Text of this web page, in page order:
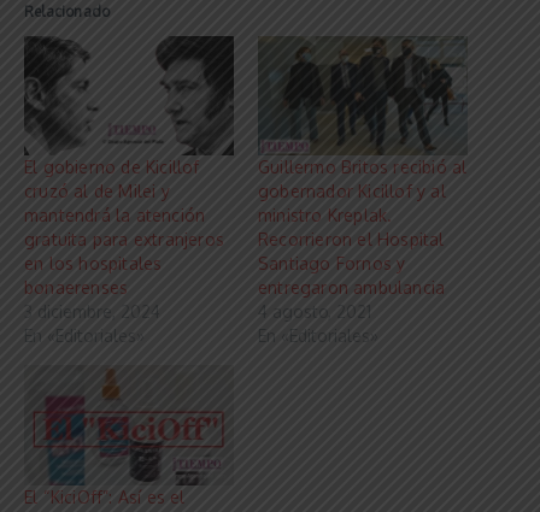
Relacionado
El gobierno de Kicillof
cruzó al de Milei y
mantendrá la atención
gratuita para extranjeros
en los hospitales
bonaerenses
3 diciembre, 2024
En «Editoriales»
Guillermo Britos recibió al
gobernador Kicillof y al
ministro Kreplak.
Recorrieron el Hospital
Santiago Fornos y
entregaron ambulancia
4 agosto, 2021
En «Editoriales»
El “KiciOff”: Así es el